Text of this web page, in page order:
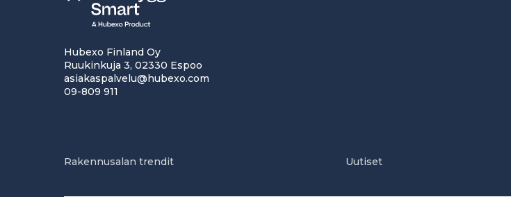
Hubexo Finland Oy
Ruukinkuja 3, 02330 Espoo
asiakaspalvelu@hubexo.com
09-809 911
Rakennusalan trendit Uutiset